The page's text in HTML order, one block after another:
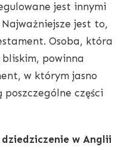
jest innymi
jest to,
Osoba, która
powinna
w którym jasno
części
dziedziczenie w Anglii